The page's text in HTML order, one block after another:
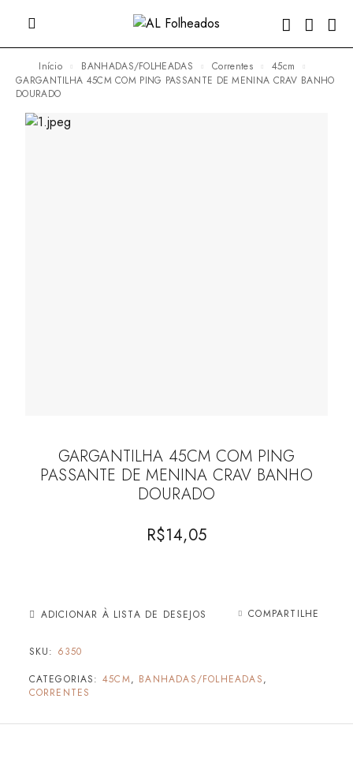
Início BANHADAS/FOLHEADAS Correntes
45cm
GARGANTILHA 45CM COM PING PASSANTE DE MENINA CRAV BANHO
DOURADO
GARGANTILHA 45CM COM PING
PASSANTE DE MENINA CRAV BANHO
DOURADO
R$14,05
ADICIONAR À LISTA DE DESEJOS COMPARTILHE
SKU: 6350
CATEGORIAS: 45CM, BANHADAS/FOLHEADAS,
CORRENTES